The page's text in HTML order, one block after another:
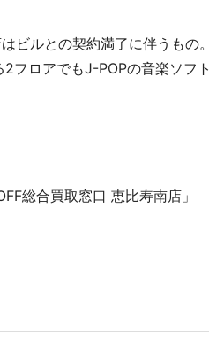
ビルとの契約満了に伴うもの。
フロアでもJ-POPの音楽ソフト
総合買取窓口 恵比寿南店」